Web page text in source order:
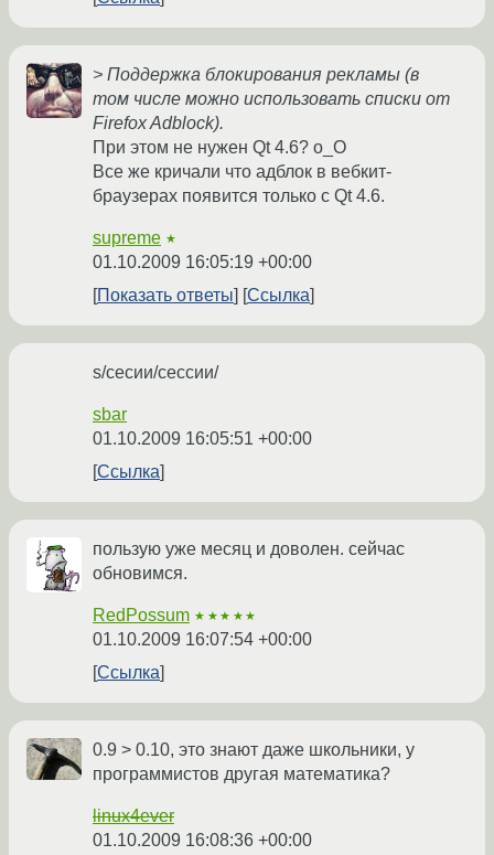
> Поддержка блокирования рекламы (в
том числе можно использовать списки от
Firefox Adblock).
При этом не нужен Qt 4.6? о_О
Все же кричали что адблок в вебкит-
браузерах появится только с Qt 4.6.
supreme ★
01.10.2009 16:05:19 +00:00
Показать ответы
Ссылка
s/сесии/сессии/
sbar
01.10.2009 16:05:51 +00:00
Ссылка
пользую уже месяц и доволен. сейчас
обновимся.
RedPossum ★★★★★
01.10.2009 16:07:54 +00:00
Ссылка
0.9 > 0.10, это знают даже школьники, у
программистов другая математика?
linux4ever
01.10.2009 16:08:36 +00:00